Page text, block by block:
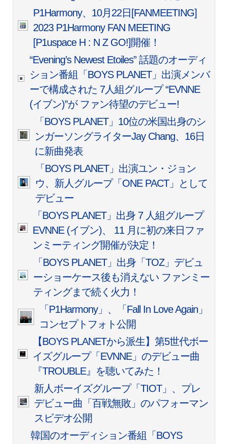
P1Harmony、10月22日[FANMEETING]
2023 P1Harmony FAN MEETING
[P1uspace H : N Z GO!]開催！
“Evening’s Newest Etoiles” 話題のオーディ
ション番組「BOYS PLANET」出演メンバ
ーで構成された 7人組グループ “EVNNE
(イブン)”が ファン待望のデビュー!
「BOYS PLANET」10位の米国出身のシ
ンガーソングライターJay Chang、16日
に新曲発表
「BOYS PLANET」出演ユン・ジョン
ウ、新人グループ「ONE PACT」として
デビュー
「BOYS PLANET」出身 7 人組グループ
EVNNE (イブン)、 11 月に初の来日ファ
ンミーティング開催が決定！
「BOYS PLANET」出身「TOZ」デビュ
ーショーケース後も消えないファンミー
ティングまで続く火力！
「P1Harmony」、「Fall In Love Again」
コンセプトフォト公開
【BOYS PLANETから派生】第5世代ボー
イズグループ「EVNNE」のデビュー曲
『TROUBLE』を聴いてみた！
新人ボーイズグループ「TIOT」、プレ
デビュー曲「百戦無敗」のパフォーマン
スビデオ公開
韓国のオーディション番組「BOYS